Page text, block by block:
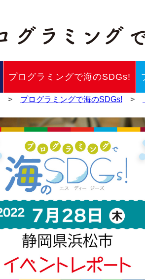
プログラミングで海のSDGs!
> プログラミングで海のSDGs! >